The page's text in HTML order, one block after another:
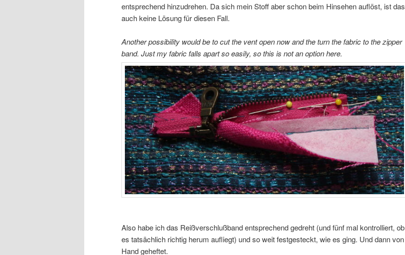
entsprechend hinzudrehen. Da sich mein Stoff aber schon beim Hinsehen auflöst, ist das
auch keine Lösung für diesen Fall.
Another possibility would be to cut the vent open now and the turn the fabric to the zipper
band. Just my fabric falls apart so easily, so this is not an option here.
Also habe ich das Reißverschlußband entsprechend gedreht (und fünf mal kontrolliert, ob
es tatsächlich richtig herum aufliegt) und so weit festgesteckt, wie es ging. Und dann von
Hand geheftet.